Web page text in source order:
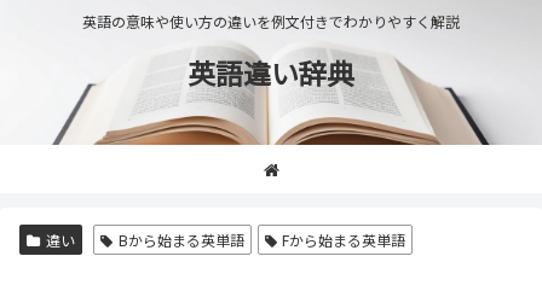
英語の意味や使い方の違いを例文付きでわかりやすく解説
英語違い辞典
違い Bから始まる英単語 Fから始まる英単語